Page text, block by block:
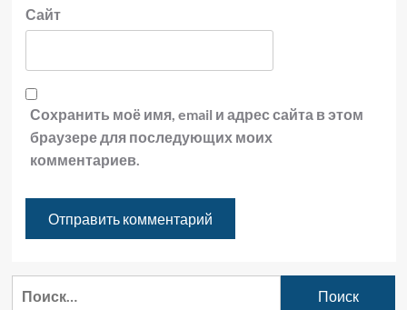
Сайт
Сохранить моё имя, email и адрес сайта в этом
браузере для последующих моих
комментариев.